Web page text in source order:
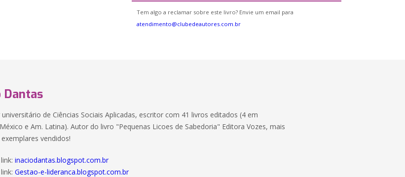
Tem algo a reclamar sobre este livro? Envie um email para
atendimento@clubedeautores.com.br
Dantas
de Ciências Sociais Aplicadas, escritor com 41 livros editados (4 em
e Am. Latina). Autor do livro "Pequenas Licoes de Sabedoria" Editora Vozes, mais
vendidos!
inaciodantas.blogspot.com.br
Gestao-e-lideranca.blogspot.com.br